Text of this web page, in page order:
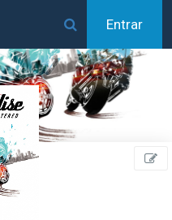
Entrar